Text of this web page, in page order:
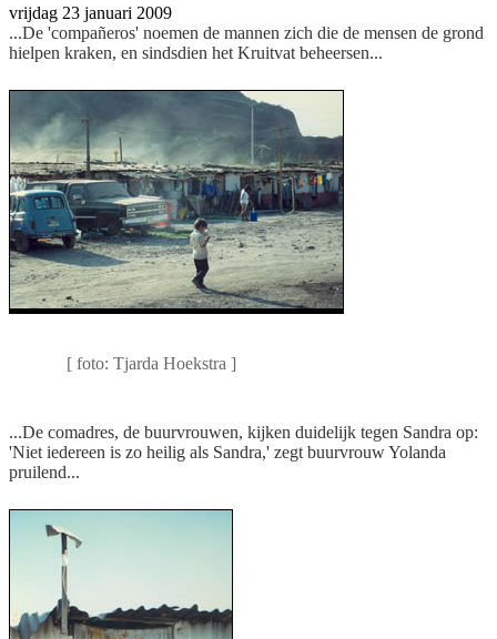
vrijdag 23 januari 2009
...De 'compañeros' noemen de mannen zich die de mensen de grond
hielpen kraken, en sindsdien het Kruitvat beheersen...
[ foto: Tjarda Hoekstra ]
...De comadres, de buurvrouwen, kijken duidelijk tegen Sandra op:
'Niet iedereen is zo heilig als Sandra,' zegt buurvrouw Yolanda
pruilend...